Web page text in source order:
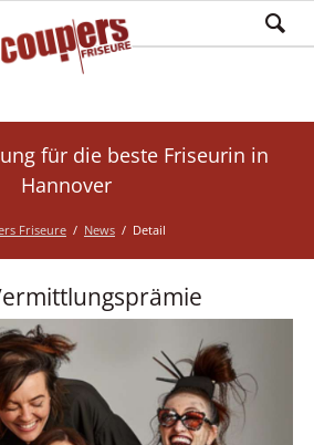
für die beste Friseurin in
Hannover
Friseure News Detail